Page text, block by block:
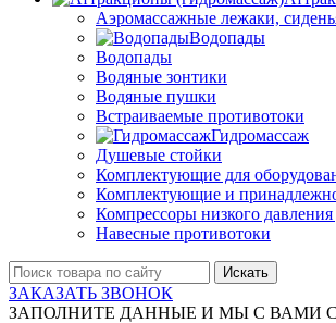
Аэромассажные лежаки,
Водопады
Водопады
Водяные зонтики
Водяные пушки
Встраиваемые противотоки
Гидромассаж
Душевые стойки
Комплектующие для
Комплектующие и
Компрессоры низкого давления
Навесные противотоки
Искать
ЗАКАЗАТЬ ЗВОНОК
ЗАПОЛНИТЕ ДАННЫЕ И МЫ С ВАМИ